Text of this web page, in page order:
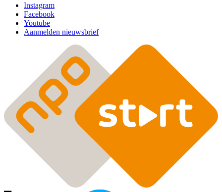
Instagram
Facebook
Youtube
Aanmelden nieuwsbrief